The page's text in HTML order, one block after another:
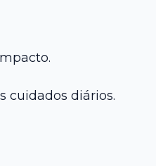
cuidados diários.